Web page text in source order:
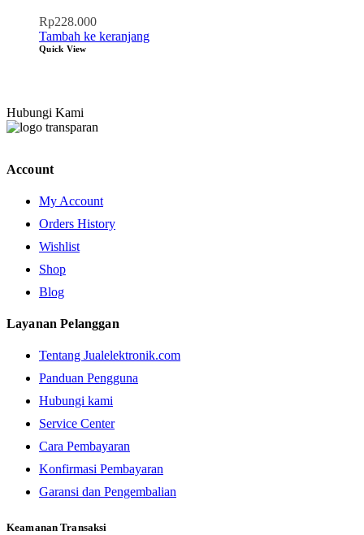
Rp228.000
Tambah ke keranjang
Quick View
Hubungi Kami
Account
My Account
Orders History
Wishlist
Shop
Blog
Layanan Pelanggan
Tentang Jualelektronik.com
Panduan Pengguna
Hubungi kami
Service Center
Cara Pembayaran
Konfirmasi Pembayaran
Garansi dan Pengembalian
Keamanan Transaksi